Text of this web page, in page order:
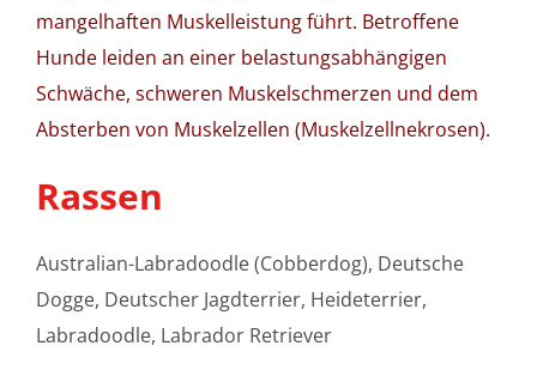
mangelhaften Muskelleistung führt. Betroffene
Hunde leiden an einer belastungsabhängigen
Schwäche, schweren Muskelschmerzen und dem
Absterben von Muskelzellen (Muskelzellnekrosen).
Rassen
Australian-Labradoodle (Cobberdog), Deutsche
Dogge, Deutscher Jagdterrier, Heideterrier,
Labradoodle, Labrador Retriever